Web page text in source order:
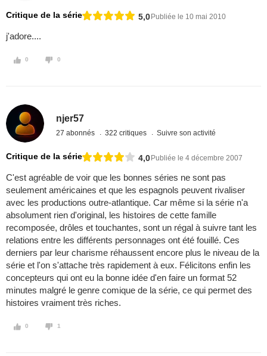
Critique de la série 5,0Publiée le 10 mai 2010
j'adore....
0 0
njer57
27 abonnés 322 critiques Suivre son activité
Critique de la série 4,0Publiée le 4 décembre 2007
C'est agréable de voir que les bonnes séries ne sont pas
seulement américaines et que les espagnols peuvent rivaliser
avec les productions outre-atlantique. Car même si la série n'a
absolument rien d'original, les histoires de cette famille
recomposée, drôles et touchantes, sont un régal à suivre tant les
relations entre les différents personnages ont été fouillé. Ces
derniers par leur charisme réhaussent encore plus le niveau de la
série et l'on s'attache très rapidement à eux. Félicitons enfin les
concepteurs qui ont eu la bonne idée d'en faire un format 52
minutes malgré le genre comique de la série, ce qui permet des
histoires vraiment très riches.
0 1